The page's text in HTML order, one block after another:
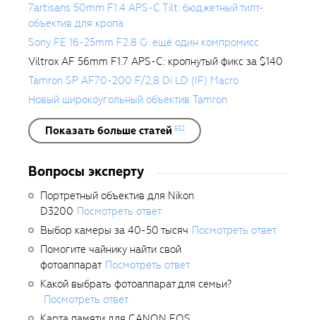
7artisans 50mm F1.4 APS-C Tilt: бюджетный тилт-
объектив для кропа
Sony FE 16-25mm F2.8 G: ещё один компромисс
Viltrox AF 56mm F1.7 APS-C: кропнутый фикс за $140
Tamron SP AF70-200 F/2,8 Di LD (IF) Macro
Новый широкоугольный объектив Tamron
Показать больше статей 532
Вопросы эксперту
Портретный объектив для Nikon
D3200 Посмотреть ответ
Выбор камеры за 40-50 тысяч Посмотреть ответ
Помогите чайнику найти свой
фотоаппарат Посмотреть ответ
Какой выбрать фотоаппарат для семьи?
Посмотреть ответ